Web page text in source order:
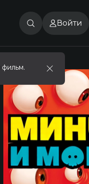
Войти
фильм.